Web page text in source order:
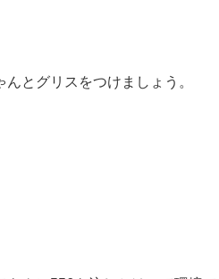
とグリスをつけましょう。